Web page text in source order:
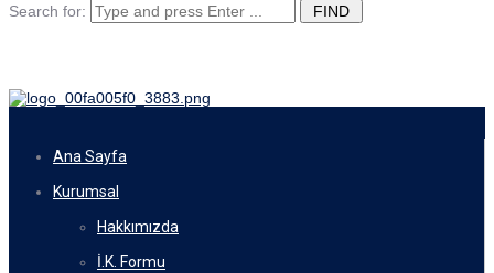
Search for:
Ana Sayfa
Kurumsal
Hakkımızda
İ.K. Formu